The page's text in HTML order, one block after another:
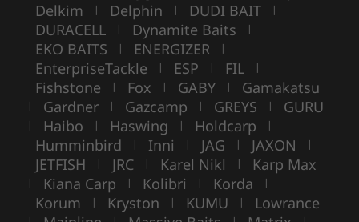
Delkim | Delphin | DUDI BAIT |
DURACELL | Dynamite Baits |
EKO BAITS | ENERGIZER |
EnterpriseTackle | ESP | FIL |
Fishstone | Fox | GABY | Gamakatsu
| Gardner | Gazcamp | GREYS | GURU
| Haibo | Haswing | Holdcarp |
Humminbird | Inni | JAG | JAXON |
JETFISH | JRC | Karel Nikl | Karp Max
| Kiana Carp | Kolibri | Korda |
Korum | Kryston | KUMU | Lowrance